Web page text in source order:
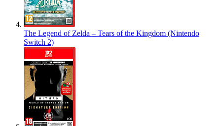
The Legend of Zelda – Tears of the Kingdom (Nintendo
Switch 2)